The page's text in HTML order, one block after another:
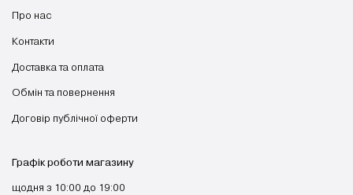
Про нас
Контакти
Доставка та оплата
Обмін та повернення
Договір публічної оферти
Графік роботи магазину
щодня з 10:00 до 19:00